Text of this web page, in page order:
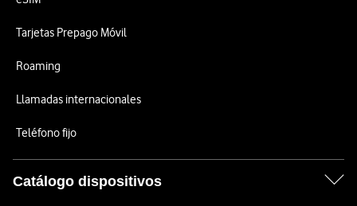
Tarjetas Prepago Móvil
Roaming
Llamadas internacionales
Teléfono fijo
Catálogo dispositivos